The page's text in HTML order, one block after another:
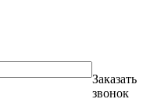
Заказать
звонок